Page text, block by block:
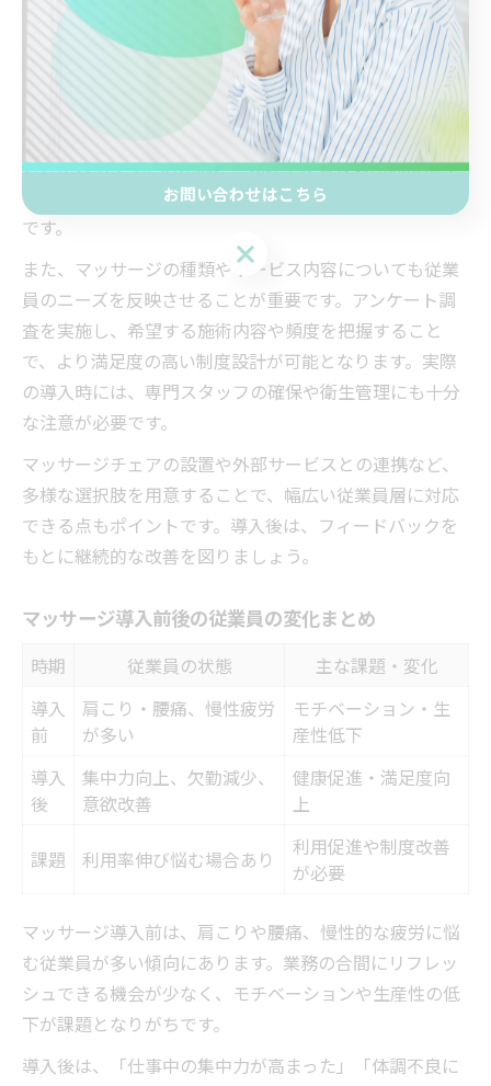
快適な働き方を支えるマッサージ施策のポイント
快適な働き方を実現するためには、マッサージ施策の設
計と運用がポイントです。まず、従業員の勤務形態や業
務内容を把握し、利用しやすい時間帯や場所を設定する
ことが大切です。例えば、昼休みや終業後の時間帯にマ
ッサージ施術を受けられるようにするなどの工夫が有効
です。
また、マッサージの種類やサービス内容についても従業
員のニーズを反映させることが重要です。アンケート調
査を実施し、希望する施術内容や頻度を把握すること
で、より満足度の高い制度設計が可能となります。実際
の導入時には、専門スタッフの確保や衛生管理にも十分
な注意が必要です。
マッサージチェアの設置や外部サービスとの連携など、
多様な選択肢を用意することで、幅広い従業員層に対応
できる点もポイントです。導入後は、フィードバックを
もとに継続的な改善を図りましょう。
マッサージ導入前後の従業員の変化まとめ
時期 従業員の状態
主な課題・変化
導入
前
肩こり・腰痛、慢性疲労
が多い
モチベーション・生
産性低下
導入
後
集中力向上、欠勤減少、
意欲改善
健康促進・満足度向
上
課題 利用率伸び悩む場合あり
利用促進や制度改善
が必要
マッサージ導入前は、肩こりや腰痛、慢性的な疲労に悩
む従業員が多い傾向にあります。業務の合間にリフレッ
シュできる機会が少なく、モチベーションや生産性の低
下が課題となりがちです。
導入後は、「仕事中の集中力が高まった」「体調不良に
お問い合わせはこちら
お問い合わせはこちら